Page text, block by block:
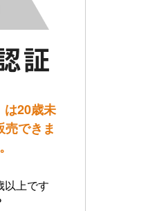
は20歳未
売できま
以上です